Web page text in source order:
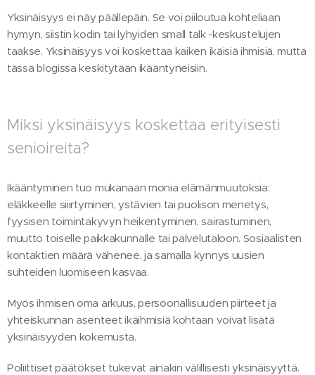
Yksinäisyys ei näy päällepäin. Se voi piiloutua kohteliaan
hymyn, siistin kodin tai lyhyiden small talk -keskustelujen
taakse. Yksinäisyys voi koskettaa kaiken ikäisiä ihmisiä, mutta
tässä blogissa keskitytään ikääntyneisiin.
Miksi yksinäisyys koskettaa erityisesti
senioireita?
Ikääntyminen tuo mukanaan monia elämänmuutoksia:
eläkkeelle siiirtyminen, ystävien tai puolison menetys,
fyysisen toimintakyvyn heikentyminen, sairastuminen,
muutto toiselle paikkakunnalle tai palvelutaloon. Sosiaalisten
kontaktien määrä vähenee, ja samalla kynnys uusien
suhteiden luomiseen kasvaa.
Myös ihmisen oma arkuus, persoonallisuuden piirteet ja
yhteiskunnan asenteet ikäihmisiä kohtaan voivat lisätä
yksinäisyyden kokemusta.
Poliittiset päätökset tukevat ainakin välillisesti yksinäisyyttä.